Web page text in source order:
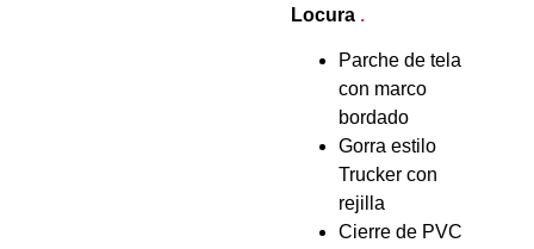
Locura .
Parche de tela
con marco
bordado
Gorra estilo
Trucker con
rejilla
Cierre de PVC